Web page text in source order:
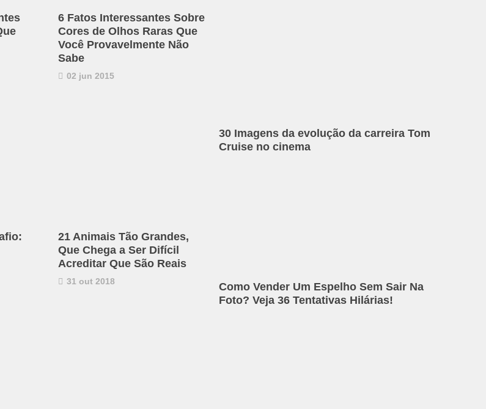
6 Fatos Interessantes Sobre
Cores de Olhos Raras Que
Você Provavelmente Não
Sabe
02 jun 2015
21 Animais Tão Grandes,
Que Chega a Ser Difícil
Acreditar Que São Reais
31 out 2018
30 Imagens da evolução da carreira Tom
Cruise no cinema
Como Vender Um Espelho Sem Sair Na
Foto? Veja 36 Tentativas Hilárias!